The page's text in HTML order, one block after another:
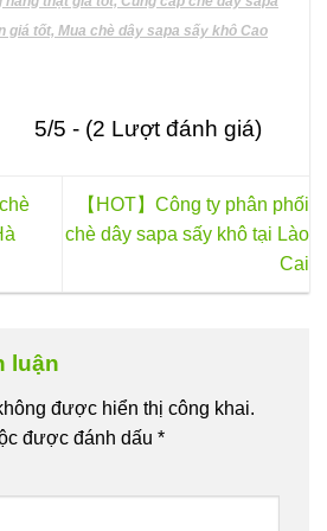
giá tốt, Mua chè dây sapa sấy khô Cao
5/5 - (2 Lượt đánh giá)
【HOT】Công ty phân phối
chè dây sapa sấy khô tại Lào
Cai
luận
được hiển thị công khai.
được đánh dấu *